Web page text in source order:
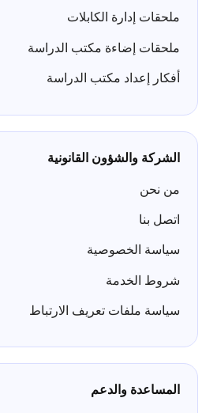
ملحقات إدارة الكابلات
ملحقات إضاءة مكتب الدراسة
أفكار إعداد مكتب الدراسة
الشركة والشؤون القانونية
من نحن
اتصل بنا
سياسة الخصوصية
شروط الخدمة
سياسة ملفات تعريف الارتباط
المساعدة والدعم